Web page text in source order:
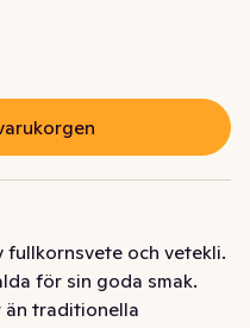
och vetekli.
för sin goda smak.
än traditionella